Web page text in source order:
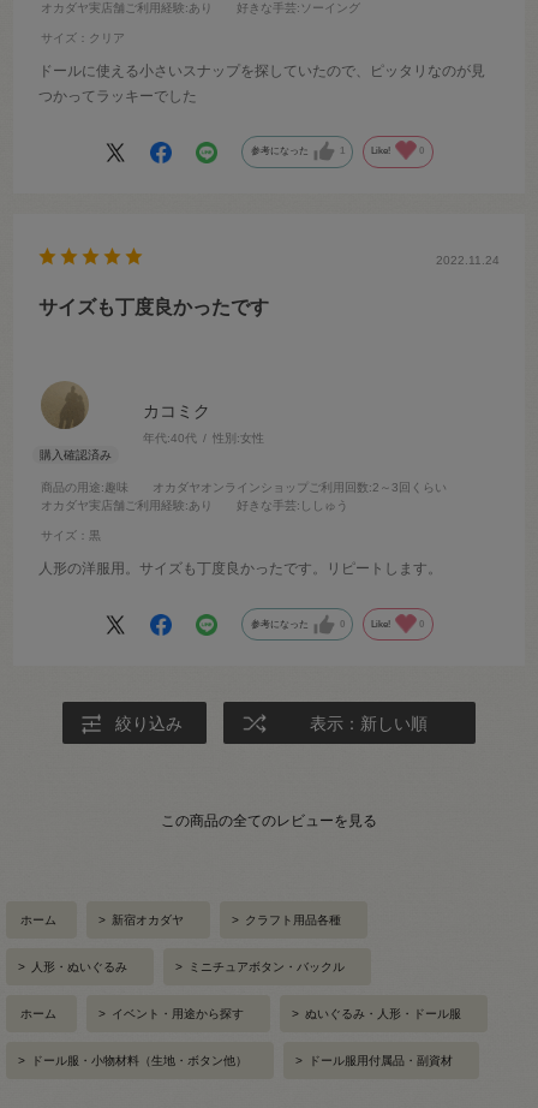
オカダヤ実店舗ご利用経験:あり 好きな手芸:ソーイング
サイズ：クリア
ドールに使える小さいスナップを探していたので、ピッタリなのが見
つかってラッキーでした
参考になった 1 Like! 0
カコミク
年代:40代 性別:女性
商品の用途:趣味 オカダヤオンラインショップご利用回数:2～3回くらい
オカダヤ実店舗ご利用経験:あり 好きな手芸:ししゅう
サイズ：黒
2022.11.24
サイズも丁度良かったです
人形の洋服用。サイズも丁度良かったです。リピートします。
参考になった 0 Like! 0
絞り込み 表示：新しい順
この商品の全てのレビューを見る
ホーム > 新宿オカダヤ > クラフト用品各種
> 人形・ぬいぐるみ > ミニチュアボタン・バックル
ホーム > イベント・用途から探す > ぬいぐるみ・人形・ドール服
> ドール服・小物材料（生地・ボタン他） > ドール服用付属品・副資材